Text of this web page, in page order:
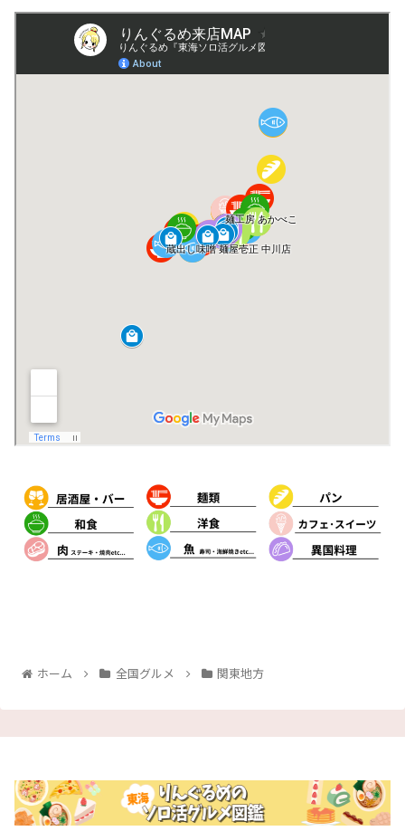
ホーム 全国グルメ 関東地方